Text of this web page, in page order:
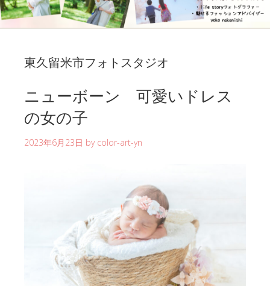
東久留米市フォトスタジオ
ニューボーン 可愛いドレス
の女の子
2023年6月23日 by color-art-yn